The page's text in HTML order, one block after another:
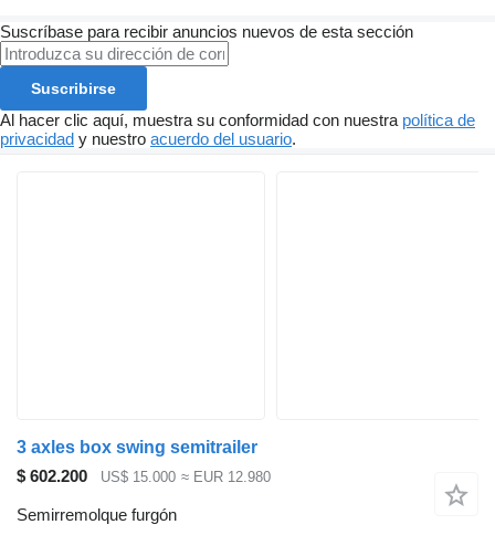
Suscríbase para recibir anuncios nuevos de esta sección
Suscribirse
Al hacer clic aquí, muestra su conformidad con nuestra política de
privacidad y nuestro acuerdo del usuario.
3 axles box swing semitrailer
$ 602.200
US$ 15.000 ≈ EUR 12.980
Semirremolque furgón